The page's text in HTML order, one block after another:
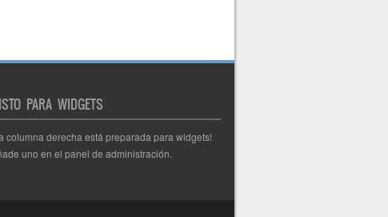
PARA WIDGETS
columna derecha está preparada para widgets!
uno en el panel de administración.